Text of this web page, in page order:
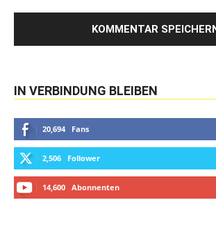
IN VERBINDUNG BLEIBEN
20,694 Fans
2,506 Follower
14,600 Abonnenten